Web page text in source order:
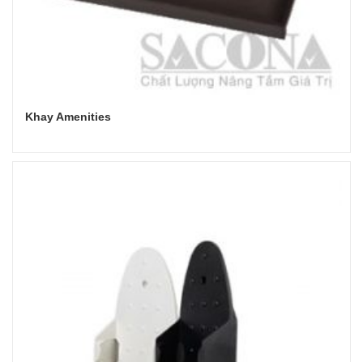
Khay Amenities